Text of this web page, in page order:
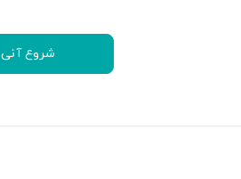
شروع آنی